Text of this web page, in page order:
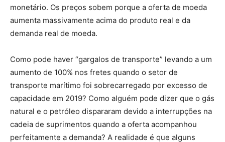
monetário. Os preços sobem porque a oferta de moeda
aumenta massivamente acima do produto real e da
demanda real de moeda.
Como pode haver “gargalos de transporte” levando a um
aumento de 100% nos fretes quando o setor de
transporte marítimo foi sobrecarregado por excesso de
capacidade em 2019? Como alguém pode dizer que o gás
natural e o petróleo dispararam devido a interrupções na
cadeia de suprimentos quando a oferta acompanhou
perfeitamente a demanda? A realidade é que alguns